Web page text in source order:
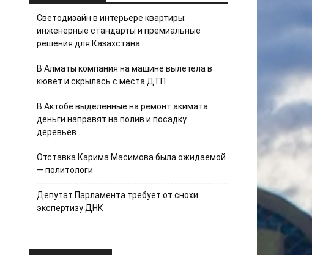
Светодизайн в интерьере квартиры:
инженерные стандарты и премиальные
решения для Казахстана
В Алматы компания на машине вылетела в
кювет и скрылась с места ДТП
В Актобе выделенные на ремонт акимата
деньги направят на полив и посадку
деревьев
Отставка Карима Масимова была ожидаемой
— политологи
Депутат Парламента требует от снохи
экспертизу ДНК